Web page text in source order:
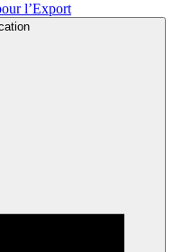
l’Export